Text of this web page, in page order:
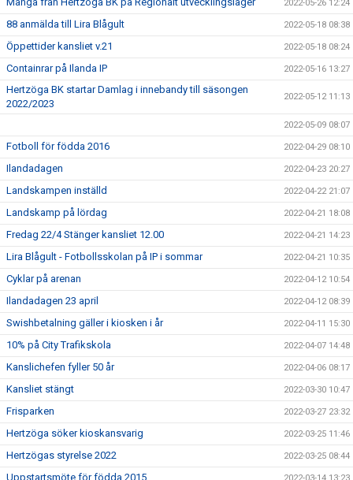
2022-05-26 12:24
88 anmälda till Lira Blågult 2022-05-18 08:38
Öppettider kansliet v.21 2022-05-18 08:24
Containrar på Ilanda IP 2022-05-16 13:27
Hertzöga BK startar Damlag i innebandy till säsongen
2022/2023
2022-05-12 11:13
2022-05-09 08:07
Fotboll för födda 2016 2022-04-29 08:10
Ilandadagen 2022-04-23 20:27
Landskampen inställd 2022-04-22 21:07
Landskamp på lördag 2022-04-21 18:08
Fredag 22/4 Stänger kansliet 12.00 2022-04-21 14:23
Lira Blågult - Fotbollsskolan på IP i sommar 2022-04-21 10:35
Cyklar på arenan 2022-04-12 10:54
Ilandadagen 23 april 2022-04-12 08:39
Swishbetalning gäller i kiosken i år 2022-04-11 15:30
10% på City Trafikskola 2022-04-07 14:48
Kanslichefen fyller 50 år 2022-04-06 08:17
Kansliet stängt 2022-03-30 10:47
Frisparken 2022-03-27 23:32
Hertzöga söker kioskansvarig 2022-03-25 11:46
Hertzögas styrelse 2022 2022-03-25 08:44
Uppstartsmöte för födda 2015